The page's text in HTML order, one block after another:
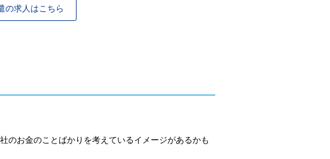
の求人はこちら
のお金のことばかりを考えているイメージがあるかも